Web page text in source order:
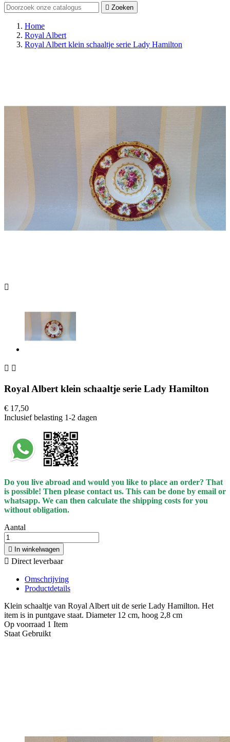
 Zoeken
Home
Royal Albert
Royal Albert klein schaaltje serie Lady Hamilton

 
Royal Albert klein schaaltje serie Lady Hamilton
€ 17,50
Inclusief belasting 1-2 dagen
Do you live abroad and would you like to place an order? That
is possible! Then please contact us. This can be done by email or
whatsapp. We can then calculate the shipping costs for you
without obligation.
Aantal
 In winkelwagen
 Direct leverbaar
Omschrijving
Productdetails
Klein schaaltje van Royal Albert uit de serie Lady Hamilton. Het
item is in puntgave staat. Diameter 12 cm, hoog 2,8 cm
Op voorraad 1 Item
StaatGebruikt